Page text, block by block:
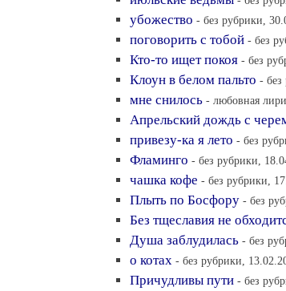
убожество - без рубрики,
поговорить с тобой - без
Кто-то ищет покоя - без
Клоун в белом пальто - без
мне снилось - любовная
Апрельский дождь с
привезу-ка я лето - без
Фламинго - без рубрики,
чашка кофе - без рубрики,
Плыть по Босфору - без
Без тщеславия не
Душа заблудилась - без
о котах - без рубрики,
Причудливы пути - без